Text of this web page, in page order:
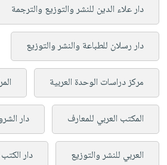
دار علاء الدين للنشر والتوزيع والترجمة
دار رسلان للطباعة والنشر والتوزيع
مركز دراسات الوحدة العربية
المكتب العربي للمعارف دار
العربي للنشر والتوزيع دار